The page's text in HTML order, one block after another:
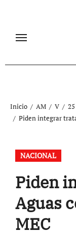
contenido
Inicio AM V
25
Piden integrar
NACIONAL
Piden
Aguas
MEC